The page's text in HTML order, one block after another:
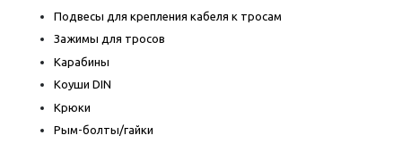
Подвесы для крепления кабеля к тросам
Зажимы для тросов
Карабины
Коуши DIN
Крюки
Рым-болты/гайки